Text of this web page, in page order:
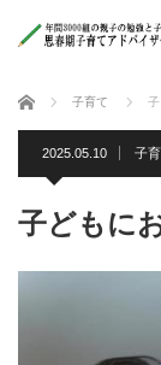
ホーム 子育て
2025.05.10 子
子どもに